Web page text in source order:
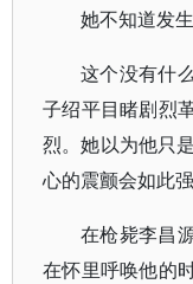
她不知道发
这个没有什
子绍平目睹剧烈
烈。她以为他只
心的震颤会如此强
在枪毙李昌
在怀里呼唤他的